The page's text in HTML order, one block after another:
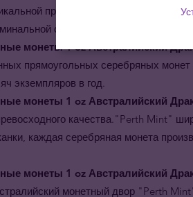
прямоугольной формы
стоимостью в 1 доллар.
монеты1 oz Австралийский
прямоугольных серебряных монет
экземпляров в год.
монеты 1 oz Австралийский
качества."Perth Mint"
каждая серебряная монета
монеты 1 oz Австралийский
монетный двор "Perth